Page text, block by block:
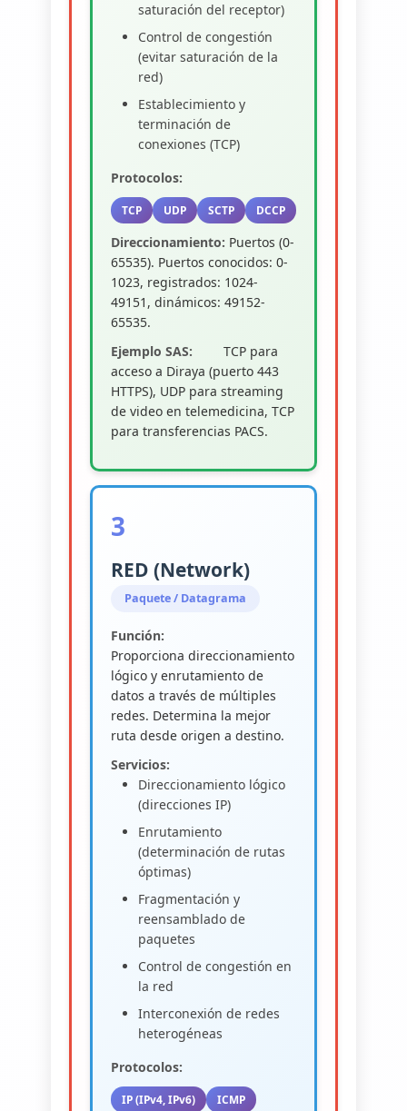
saturación del receptor)
Control de congestión
(evitar saturación de la
red)
Establecimiento y
terminación de
conexiones (TCP)
Protocolos:
TCP UDP SCTP DCCP
Direccionamiento: Puertos (0-
65535). Puertos conocidos: 0-
1023, registrados: 1024-
49151, dinámicos: 49152-
65535.
Ejemplo SAS:
TCP para
acceso a Diraya (puerto 443
HTTPS), UDP para streaming
de video en telemedicina, TCP
para transferencias PACS.
3
RED (Network)
Paquete / Datagrama
Función:
Proporciona direccionamiento
lógico y enrutamiento de
datos a través de múltiples
redes. Determina la mejor
ruta desde origen a destino.
Servicios:
Direccionamiento lógico
(direcciones IP)
Enrutamiento
(determinación de rutas
óptimas)
Fragmentación y
reensamblado de
paquetes
Control de congestión en
la red
Interconexión de redes
heterogéneas
Protocolos:
IP (IPv4, IPv6) ICMP